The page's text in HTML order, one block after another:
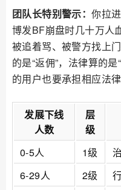
团队长特别警示：你拉
博发BF崩盘时几十万人
被追着骂、被警方找上
的是“返佣”，法律算的
的用户也要承担相应法
发展下线
人数
层
级
0-5人 1级
6-29人
2级